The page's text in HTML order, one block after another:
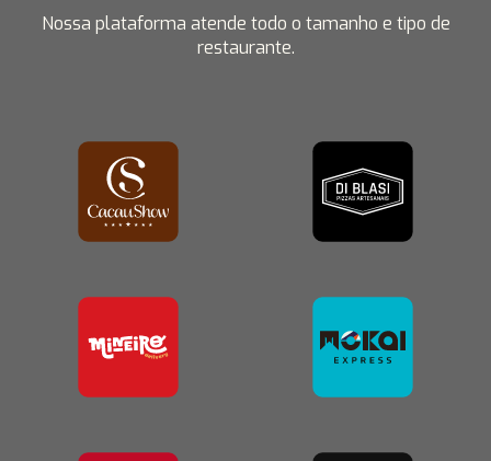
Nossa plataforma atende todo o tamanho e tipo de
restaurante.